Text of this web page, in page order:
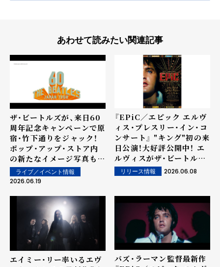
あわせて読みたい関連記事
ザ・ビートルズが、来日60
周年記念キャンペーンで原
宿・竹下通りをジャック！
ポップ・アップ・ストア内
の新たなイメージ写真も公
開ライブ／イベント情報
2026.06.19
『EPiC／エピック エルヴ
ィス・プレスリー・イン・コ
ンサート』 "キング"初の来
日公演！大好評公開中！ エ
ルヴィスがザ・ビートルズ
の極上のバラード「サムシ
ング(Something)」を歌
像を特別公開！
リリース情報 2026.06.08
エイミー・リー率いるエヴ
バズ・ラーマン監督最新作